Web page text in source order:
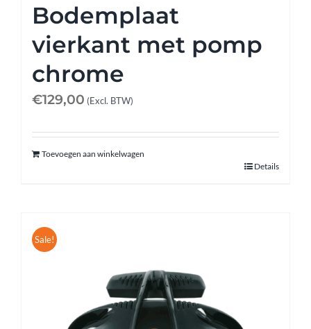
Bodemplaat
vierkant met pomp
chrome
€129,00 (Excl. BTW)
Toevoegen aan winkelwagen
Details
Sale!